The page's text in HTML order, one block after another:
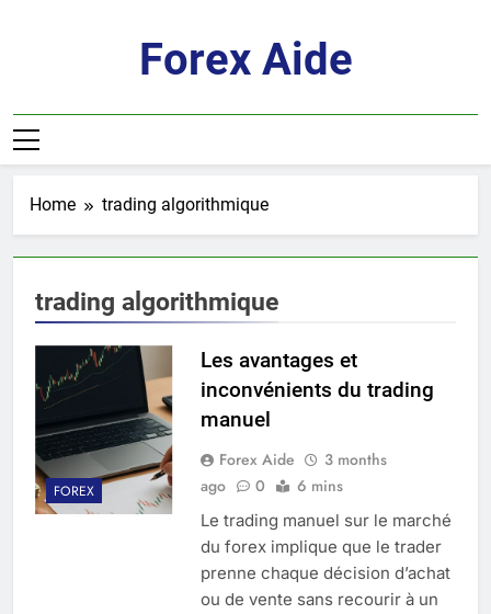
Forex Aide
Home trading algorithmique
trading algorithmique
FOREX
Les avantages et
inconvénients du trading
manuel
Forex Aide
3 months
ago
0 6 mins
Le trading manuel sur le marché
du forex implique que le trader
prenne chaque décision d’achat
ou de vente sans recourir à un